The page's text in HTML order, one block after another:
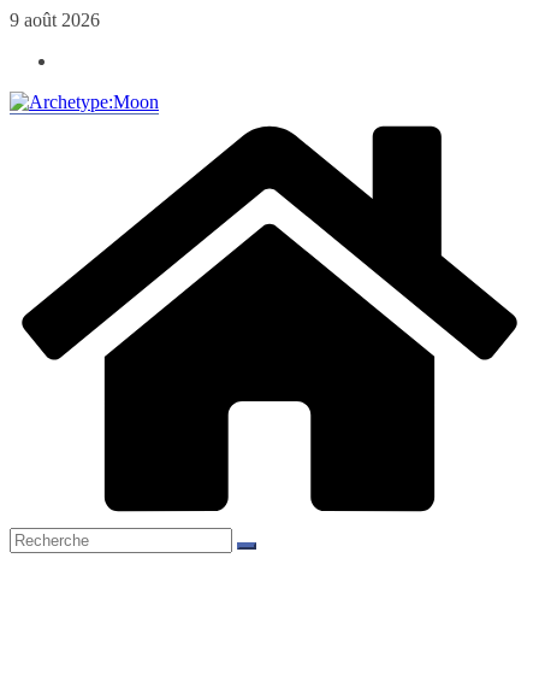
Passer
contenu
9 août 2026